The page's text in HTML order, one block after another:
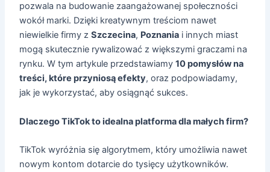
pozwala na budowanie zaangażowanej społeczności
wokół marki. Dzięki kreatywnym treściom nawet
niewielkie firmy zSzczecina, Poznania i innych miast
mogą skutecznie rywalizować z większymi graczami na
rynku. W tym artykule przedstawiamy10 pomysłów na
treści, które przyniosą efekty, oraz podpowiadamy,
jak je wykorzystać, aby osiągnąć sukces.
Dlaczego TikTok to idealna platforma dla małych firm?
TikTok wyróżnia się algorytmem, który umożliwia nawet
nowym kontom dotarcie do tysięcy użytkowników.